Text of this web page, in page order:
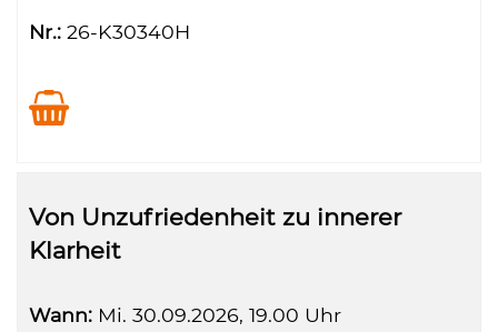
Nr.: 26-K30340H
Von Unzufriedenheit zu innerer
Klarheit
Wann: Mi. 30.09.2026, 19.00 Uhr